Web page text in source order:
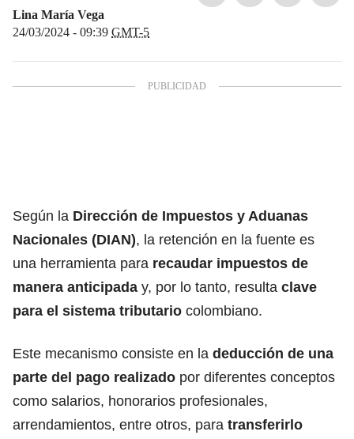
Lina María Vega
24/03/2024 - 09:39 GMT-5
Según la Dirección de Impuestos y Aduanas
Nacionales (DIAN), la retención en la fuente es
una herramienta para recaudar impuestos de
manera anticipada y, por lo tanto, resulta clave
para el sistema tributario colombiano.
Este mecanismo consiste en la deducción de una
parte del pago realizado por diferentes conceptos
como salarios, honorarios profesionales,
arrendamientos, entre otros, para transferirlo